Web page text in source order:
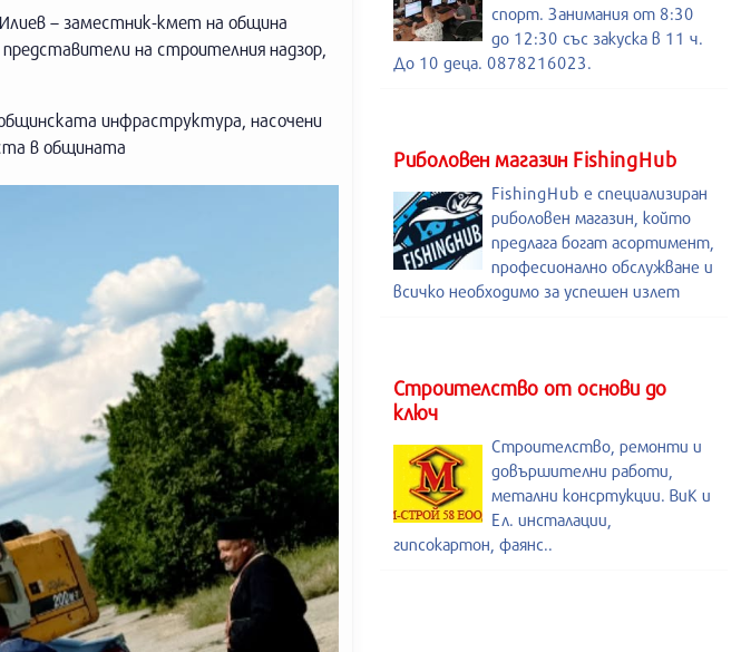
– заместник-кмет на община
на строителния надзор,
инфраструктура, насочени
в общината
спорт. Занимания от 8:30
до 12:30 със закуска в 11 ч.
До 10 деца. 0878216023.
Риболовен магазин FishingHub
FishingHub е специализиран
риболовен магазин, който
предлага богат асортимент,
професионално обслужване и
всичко необходимо за успешен излет
Строителство от основи до
ключ
Строителство, ремонти и
довършителни работи,
метални консртукции. ВиК и
Ел. инсталации,
гипсокартон, фаянс..